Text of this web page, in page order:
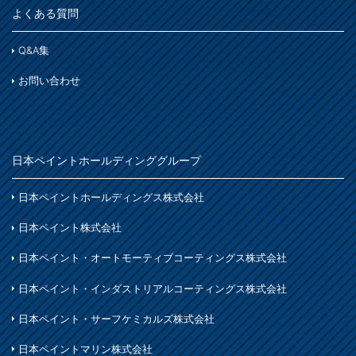
よくある質問
Q&A集
お問い合わせ
日本ペイントホールディンググループ
日本ペイントホールディングス株式会社
日本ペイント株式会社
日本ペイント・オートモーティブコーティングス株式会社
日本ペイント・インダストリアルコーティングス株式会社
日本ペイント・サーフケミカルズ株式会社
日本ペイントマリン株式会社